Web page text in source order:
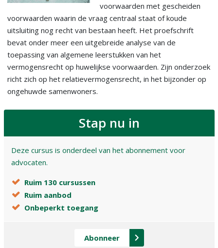
voorwaarden met gescheiden
voorwaarden waarin de vraag centraal staat of koude
uitsluiting nog recht van bestaan heeft. Het proefschrift
bevat onder meer een uitgebreide analyse van de
toepassing van algemene leerstukken van het
vermogensrecht op huwelijkse voorwaarden. Zijn onderzoek
richt zich op het relatievermogensrecht, in het bijzonder op
ongehuwde samenwoners.
Stap nu in
Deze cursus is onderdeel van het abonnement voor
advocaten.
Ruim 130 cursussen
Ruim aanbod
Onbeperkt toegang
Abonneer